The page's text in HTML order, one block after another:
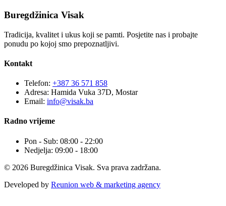
Buregdžinica Visak
Tradicija, kvalitet i ukus koji se pamti. Posjetite nas i probajte
ponudu po kojoj smo prepoznatljivi.
Kontakt
Telefon: +387 36 571 858
Adresa: Hamida Vuka 37D, Mostar
Email: info@visak.ba
Radno vrijeme
Pon - Sub: 08:00 - 22:00
Nedjelja: 09:00 - 18:00
© 2026 Buregdžinica Visak. Sva prava zadržana.
Developed by Reunion web & marketing agency